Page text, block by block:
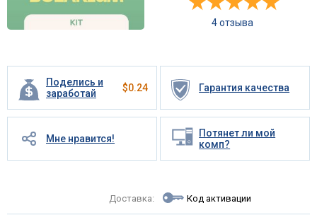
Поделись и
заработай
$0.24 Гарантия качества
Мне нравится!
Потянет ли мой
комп?
Доставка: Код активации
4 отзыва